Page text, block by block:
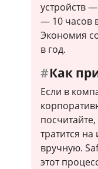
устройств
— 10 часов
Экономия
в год.
Как
Если в
тратится
вручную.
этот